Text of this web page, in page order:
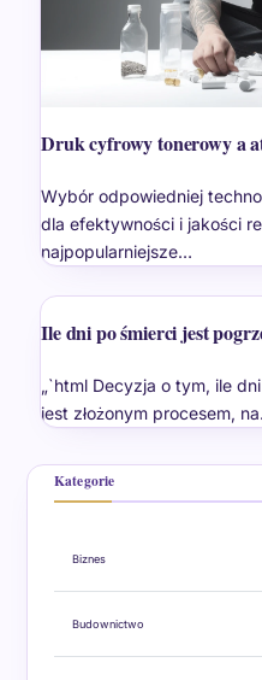
Druk cyfrowy tonerowy a
Wybór odpowiedniej
dla efektywności i jakości
najpopularniejsze…
Ile dni po śmierci jest
„`html Decyzja o tym, ile
jest złożonym procesem,
Kategorie
Biznes
Budownictwo